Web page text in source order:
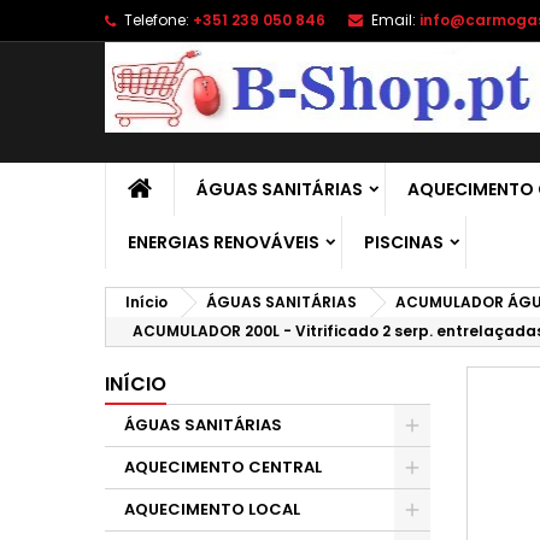
Telefone: +351 239 050 846 Email:
ÁGUAS SANITÁRIAS AQUECIMENTO
ENERGIAS RENOVÁVEIS PISCINAS
Início ÁGUAS SANITÁRIAS ACUMULADOR
ACUMULADOR 200L - Vitrificado 2 serp.
INÍCIO
ÁGUAS SANITÁRIAS
AQUECIMENTO CENTRAL
AQUECIMENTO LOCAL
add_circle_outline
É